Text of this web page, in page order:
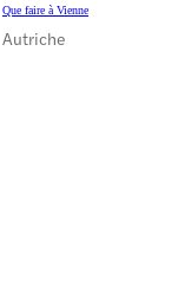
Que faire à Vienne
Autriche